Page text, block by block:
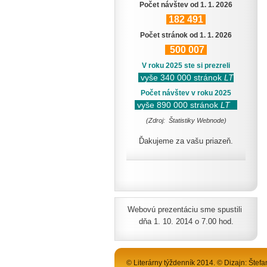
Počet návštev od 1. 1. 2026
182 491
Počet stránok od 1. 1. 2026
500 007
V roku 2025 ste si prezreli
vyše 340 000 stránok LT
Počet návštev v roku 2025
vyše 890 000 stránok LT
(Zdroj: Štatistiky Webnode)
Ďakujeme za vašu priazeň.
Webovú prezentáciu sme spustili
dňa 1. 10. 2014 o 7.00 hod.
© Literárny týždenník 2014. © Dizajn: